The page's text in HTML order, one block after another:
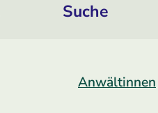
Suche
Anwältinnen